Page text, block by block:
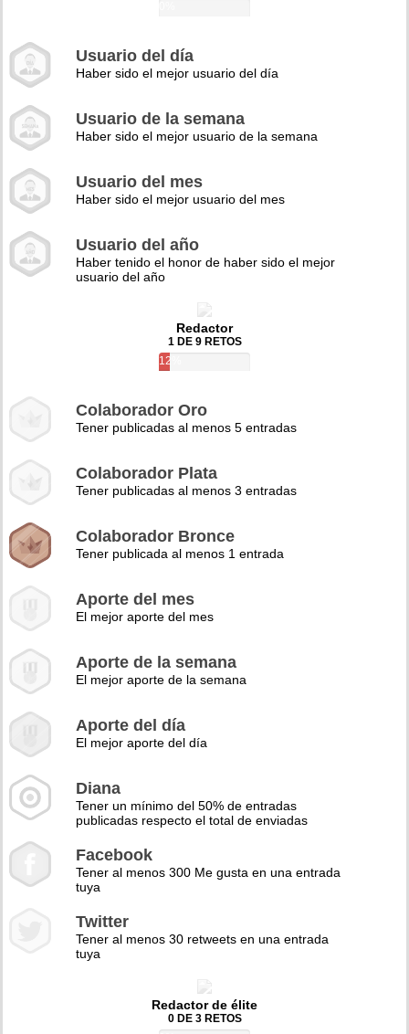
Usuario del día
Haber sido el mejor usuario del día
Usuario de la semana
Haber sido el mejor usuario de la semana
Usuario del mes
Haber sido el mejor usuario del mes
Usuario del año
Haber tenido el honor de haber sido el mejor
usuario del año
Redactor
1 DE 9 RETOS
12%
Colaborador Oro
Tener publicadas al menos 5 entradas
Colaborador Plata
Tener publicadas al menos 3 entradas
Colaborador Bronce
Tener publicada al menos 1 entrada
Aporte del mes
El mejor aporte del mes
Aporte de la semana
El mejor aporte de la semana
Aporte del día
El mejor aporte del día
Diana
Tener un mínimo del 50% de entradas
publicadas respecto el total de enviadas
Facebook
Tener al menos 300 Me gusta en una entrada
tuya
Twitter
Tener al menos 30 retweets en una entrada
tuya
Redactor de élite
0 DE 3 RETOS